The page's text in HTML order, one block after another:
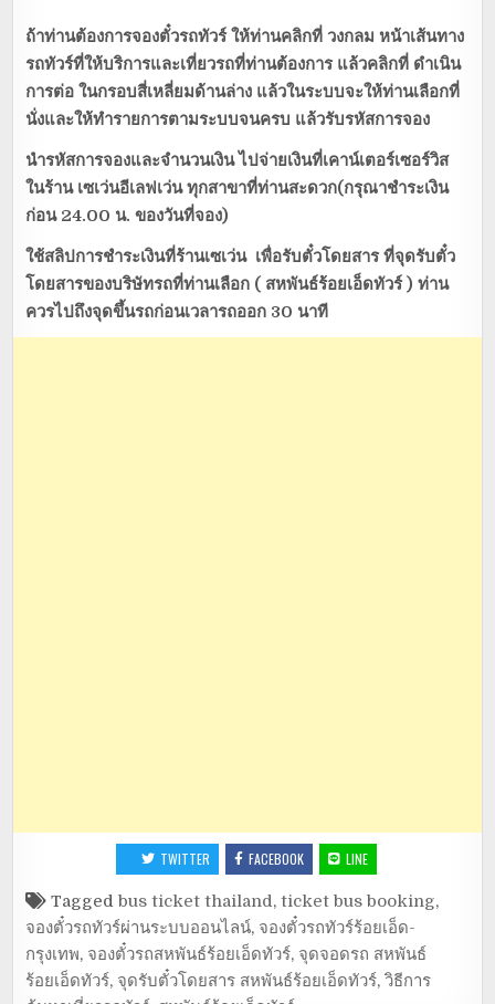
ถ้าท่านต้องการจองตั๋วรถทัวร์ ให้ท่านคลิกที่ วงกลม หน้าเส้นทาง
รถทัวร์ที่ให้บริการและเที่ยวรถที่ท่านต้องการ แล้วคลิกที่ ดำเนิน
การต่อ ในกรอบสี่เหลี่ยมด้านล่าง แล้วในระบบจะให้ท่านเลือกที่
นั่งและให้ทำรายการตามระบบจนครบ แล้วรับรหัสการจอง
นำรหัสการจองและจำนวนเงิน ไปจ่ายเงินที่เคาน์เตอร์เซอร์วิส
ในร้าน เซเว่นอีเลฟเว่น ทุกสาขาที่ท่านสะดวก(กรุณาชำระเงิน
ก่อน 24.00 น. ของวันที่จอง)
ใช้สลิปการชำระเงินที่ร้านเซเว่น เพื่อรับตั๋วโดยสาร ที่จุดรับตั๋ว
โดยสารของบริษัทรถที่ท่านเลือก ( สหพันธ์ร้อยเอ็ดทัวร์ ) ท่าน
ควรไปถึงจุดขึ้นรถก่อนเวลารถออก 30 นาที
TWITTER FACEBOOK LINE
Taggedbus ticket thailand,ticket bus booking,
จองตั๋วรถทัวร์ผ่านระบบออนไลน์, จองตั๋วรถทัวร์ร้อยเอ็ด-
กรุงเทพ, จองตั๋วรถสหพันธ์ร้อยเอ็ดทัวร์, จุดจอดรถ สหพันธ์
ร้อยเอ็ดทัวร์, จุดรับตั๋วโดยสาร สหพันธ์ร้อยเอ็ดทัวร์,วิธีการ